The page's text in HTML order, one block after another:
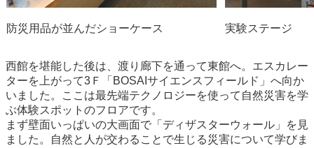
防災用品が並んだショーケース 実験ステージ
西館を堪能した後は、渡り廊下を通って東館へ。エスカレー
ターを上がって3Ｆ「BOSAIサイエンスフィールド」へ向か
いました。ここは最先端テクノロジーを使って自然災害を学
ぶ体験スポットのフロアです。
まず壁面いっぱいの大画面で「ディザスターウォール」を見
ました。自然と人が交わることで生じる災害について学びま